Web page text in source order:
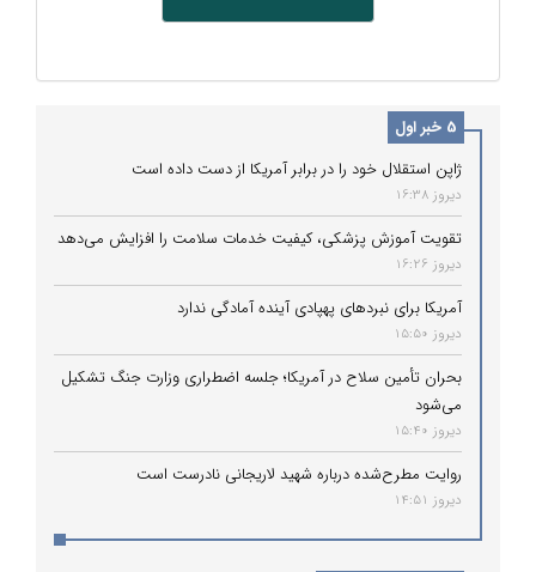
5 خبر اول
ژاپن استقلال خود را در برابر آمریکا از دست داده است
دیروز 16:38
تقویت آموزش پزشکی، کیفیت خدمات سلامت را افزایش می‌دهد
دیروز 16:26
آمریکا برای نبردهای پهپادی آینده آمادگی ندارد
دیروز 15:50
بحران تأمین سلاح در آمریکا؛ جلسه اضطراری وزارت جنگ تشکیل
می‌شود
دیروز 15:40
روایت مطرح‌شده درباره شهید لاریجانی نادرست است
دیروز 14:51